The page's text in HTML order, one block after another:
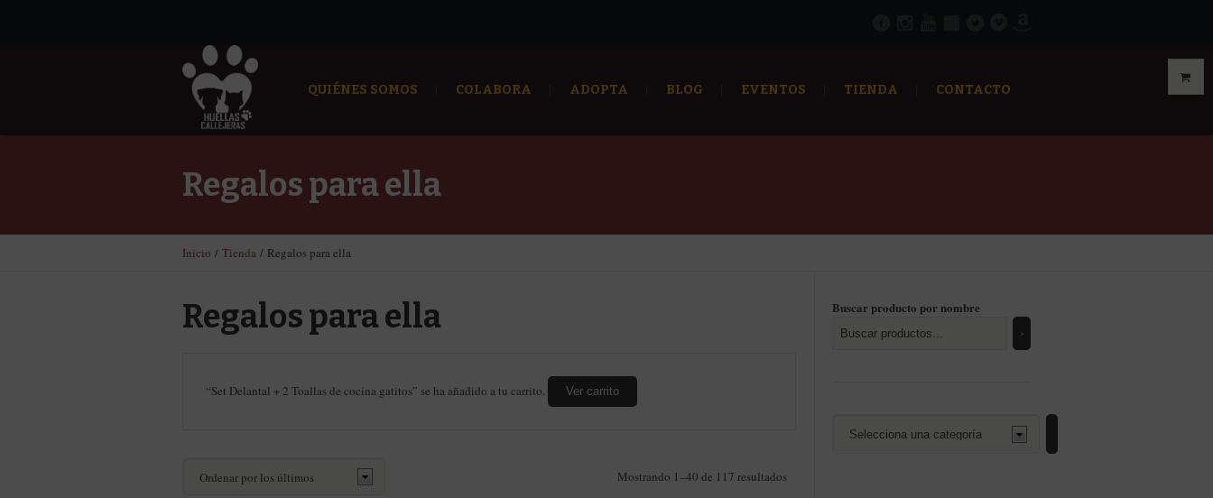
QUIÉNES SOMOS COLABORA ADOPTA BLOG EVENTOS TIENDA CONTACTO
Regalos para ella
Inicio / Tienda / Regalos para ella
Regalos para ella
“Set Delantal + 2 Toallas de cocina gatitos” se ha añadido a tu carrito. Ver carrito
Mostrando 1–40 de 117 resultadosOrdenado
Buscar producto por nombre
una